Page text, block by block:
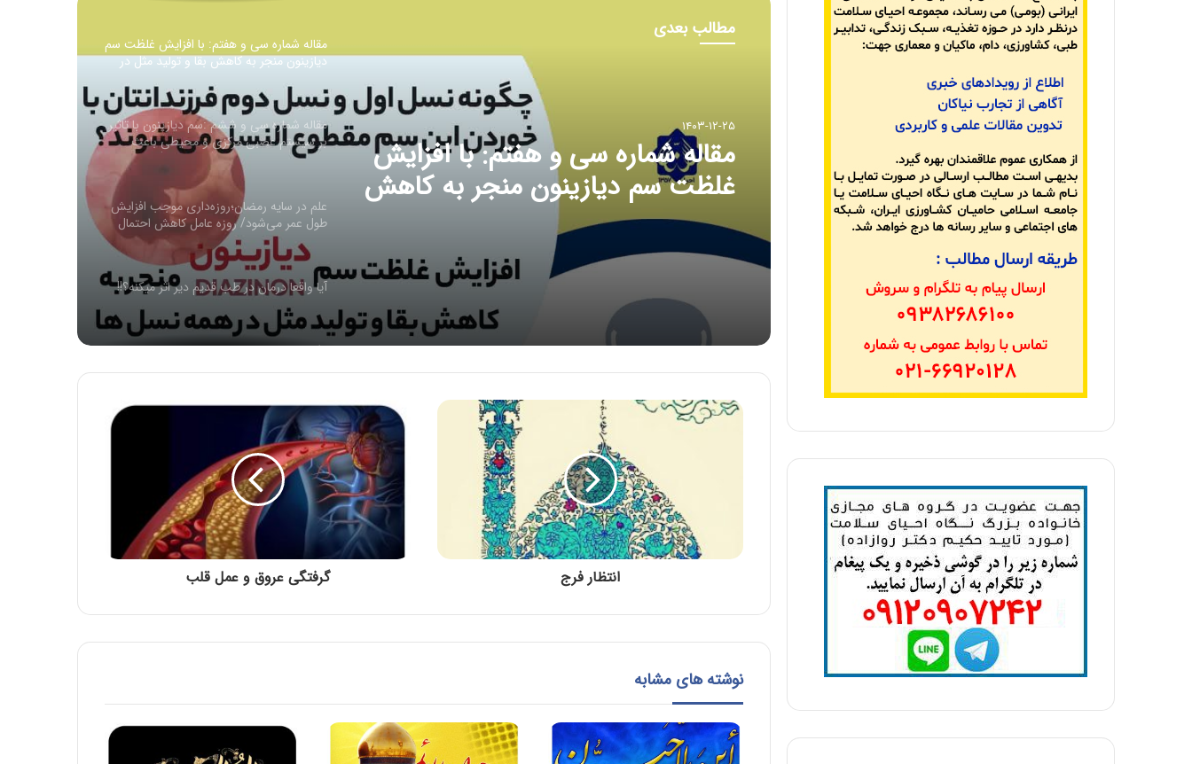
مطالب بعدی
۱۴۰۳-۱۲-۲۵
مقاله شماره سی و هفتم: با افزایش
غلظت سم دیازینون منجر به کاهش
بقا و تولید مثل در همه نسل ها می
شود
مقاله شماره سی و هفتم: با افزایش غلظت سم
دیازینون منجر به کاهش بقا و تولید مثل در
مقاله شماره سی و ششم :سم دیازینون با تاثیر
بر سیستم عصبی مرکزی و محیطی باعث
تغییر در سوخت و ساز (متابولیسم)
کربوهیدرات می شود
علم در سایه رمضان؛روزه‌داری موجب افزایش
طول عمر می‌شود/ روزه عامل کاهش احتمال
ابتلا به سرطان
آیا واقعا درمان در طب قدیم دیر اثر میکنه؟!!
داروی تقویت عصب
مقاله شماره سی وسوم: سم دیازینون می تواند
سوخت و ساز عادی و معمولی کبد سالم را
دست کاری کند و منجر به مسمومیت حاد
شود
تدابیر ماه مبارک رمضان
فواید و خواص درمانی انجیر
چای گزنه
ماه رومی ایار
انتظار فرج گرفتگی عروق و عمل قلب
نوشته های مشابه